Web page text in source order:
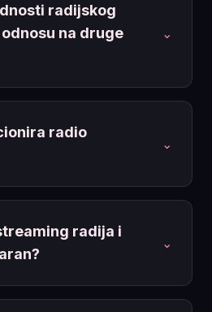
radijskog
na druge
⌄
radio
⌄
radija i
⌄